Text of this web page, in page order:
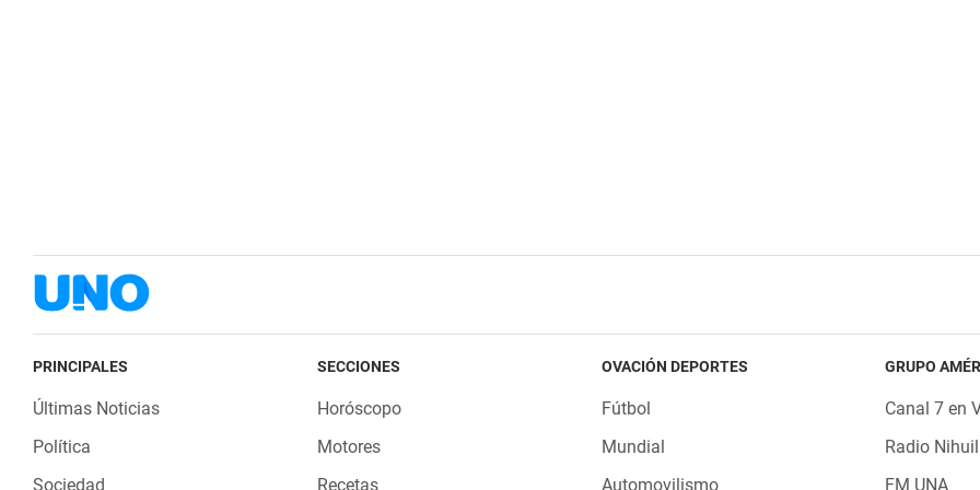
PRINCIPALES
Últimas Noticias
Política
Sociedad
SECCIONES
Horóscopo
Motores
Recetas
OVACIÓN DEPORTES
Fútbol
Mundial
Automovilismo
GRUPO
Canal 7 en
Radio Nihuil
FM UNA